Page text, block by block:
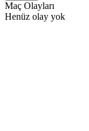
Maç Olayları
Henüz olay yok